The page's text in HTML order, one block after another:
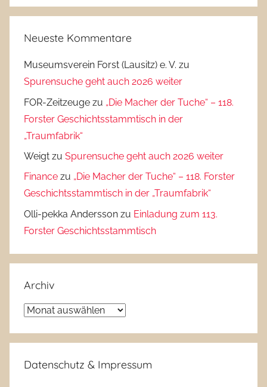
Neueste Kommentare
Museumsverein Forst (Lausitz) e. V. zu
Spurensuche geht auch 2026 weiter
FOR-Zeitzeuge zu „Die Macher der Tuche“ – 118.
Forster Geschichtsstammtisch in der
„Traumfabrik“
Weigt zu Spurensuche geht auch 2026 weiter
Finance zu „Die Macher der Tuche“ – 118. Forster
Geschichtsstammtisch in der „Traumfabrik“
Olli-pekka Andersson zu Einladung zum 113.
Forster Geschichtsstammtisch
Archiv
Archiv
Datenschutz & Impressum